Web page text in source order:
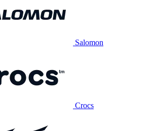
Salomon
Crocs